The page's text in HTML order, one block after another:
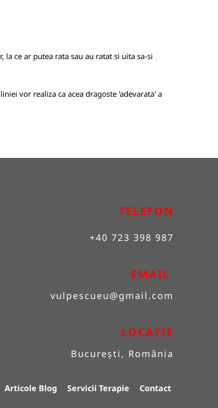
ce ar putea rata sau au ratat si uita sa-si
vor realiza ca acea dragoste 'adevarata' a
TELEFON
+40 723 398 987
EMAIL
vulpescueu@gmail.com
LOCAȚIE
București, România
Articole Blog Servicii Terapie Contact